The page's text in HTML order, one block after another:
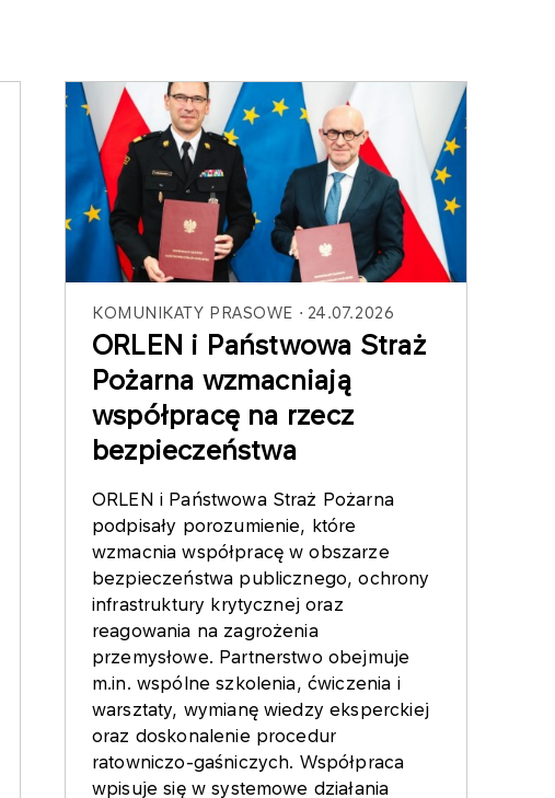
KOMUNIKATY PRASOWE 24.07.2026
ORLEN i Państwowa Straż
Pożarna wzmacniają
współpracę na rzecz
bezpieczeństwa
ORLEN i Państwowa Straż Pożarna
podpisały porozumienie, które
wzmacnia współpracę w obszarze
bezpieczeństwa publicznego, ochrony
infrastruktury krytycznej oraz
reagowania na zagrożenia
przemysłowe. Partnerstwo obejmuje
m.in. wspólne szkolenia, ćwiczenia i
warsztaty, wymianę wiedzy eksperckiej
oraz doskonalenie procedur
ratowniczo-gaśniczych. Współpraca
wpisuje się w systemowe działania